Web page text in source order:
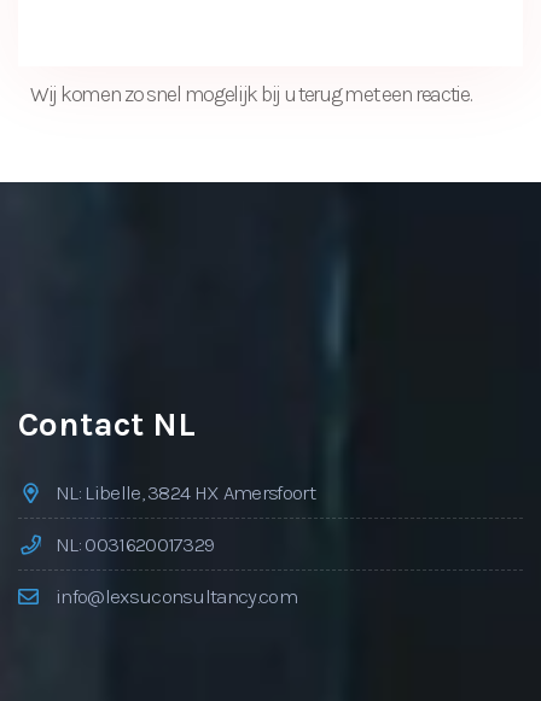
Wij komen zo snel mogelijk bij u terug met een reactie.
Contact NL
NL: Libelle, 3824 HX Amersfoort
NL: 0031620017329
info@lexsuconsultancy.com